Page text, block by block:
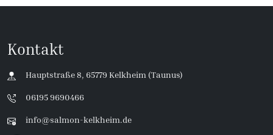
Kontakt
Hauptstraße 8, 65779 Kelkheim (Taunus)
06195 9690466
info@salmon-kelkheim.de